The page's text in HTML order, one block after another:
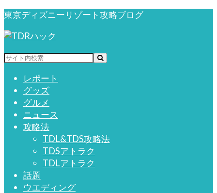
東京ディズニーリゾート攻略ブログ
レポート
グッズ
グルメ
ニュース
攻略法
TDL&TDS攻略法
TDSアトラク
TDLアトラク
話題
ウエディング